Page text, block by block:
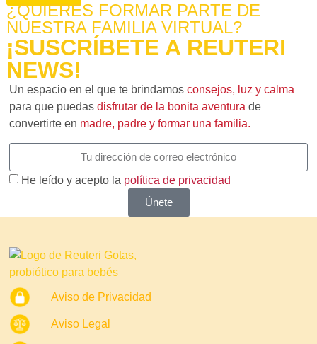
¿QUIERES FORMAR PARTE DE
NUESTRA FAMILIA VIRTUAL?
¡SUSCRÍBETE A REUTERI
NEWS!
Un espacio en el que te brindamosconsejos, luz y calma
para que puedasdisfrutar de la bonita aventura de
convertirte en madre, padre y formar una familia.
He leído y acepto la política de privacidad
Únete
Aviso de Privacidad
Aviso Legal